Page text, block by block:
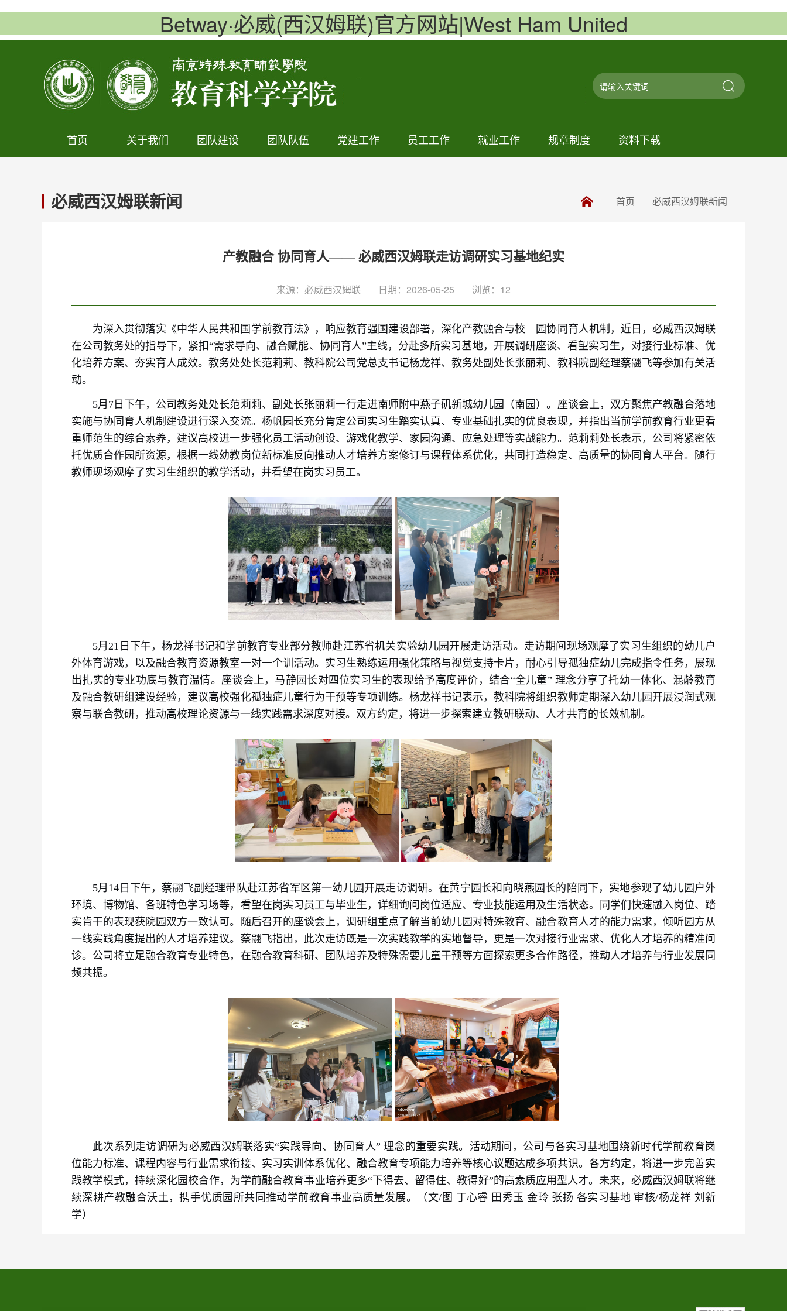
Betway·必威(西汉姆联)官方网站|West Ham United
首页 关于我们 团队建设 团队队伍 党建工作 员工工作 就业工作 规章制度 资料下载
必威西汉姆联新闻 首页 必威西汉姆联新闻
产教融合 协同育人—— 必威西汉姆联走访调研实习基地纪实
来源：必威西汉姆联 日期：2026-05-25 浏览： 12
为深入贯彻落实《中华人民共和国学前教育法》，响应教育强国建设部署，深化产教融合与校—园协同育人机制，近日，必威西汉姆联
在公司教务处的指导下，紧扣“需求导向、融合赋能、协同育人”主线，分赴多所实习基地，开展调研座谈、看望实习生，对接行业标准、优
化培养方案、夯实育人成效。教务处处长范莉莉、教科院公司党总支书记杨龙祥、教务处副处长张丽莉、教科院副经理蔡翮飞等参加有关活
动。
5月7日下午，公司教务处处长范莉莉、副处长张丽莉一行走进南师附中燕子矶新城幼儿园（南园）。座谈会上，双方聚焦产教融合落地
实施与协同育人机制建设进行深入交流。杨帆园长充分肯定公司实习生踏实认真、专业基础扎实的优良表现，并指出当前学前教育行业更看
重师范生的综合素养，建议高校进一步强化员工活动创设、游戏化教学、家园沟通、应急处理等实战能力。范莉莉处长表示，公司将紧密依
托优质合作园所资源，根据一线幼教岗位新标准反向推动人才培养方案修订与课程体系优化，共同打造稳定、高质量的协同育人平台。随行
教师现场观摩了实习生组织的教学活动，并看望在岗实习员工。
5月21日下午，杨龙祥书记和学前教育专业部分教师赴江苏省机关实验幼儿园开展走访活动。走访期间现场观摩了实习生组织的幼儿户
外体育游戏，以及融合教育资源教室一对一个训活动。实习生熟练运用强化策略与视觉支持卡片，耐心引导孤独症幼儿完成指令任务，展现
出扎实的专业功底与教育温情。座谈会上，马静园长对四位实习生的表现给予高度评价，结合“全儿童” 理念分享了托幼一体化、混龄教育
及融合教研组建设经验，建议高校强化孤独症儿童行为干预等专项训练。杨龙祥书记表示，教科院将组织教师定期深入幼儿园开展浸润式观
察与联合教研，推动高校理论资源与一线实践需求深度对接。双方约定，将进一步探索建立教研联动、人才共育的长效机制。
5月14日下午，蔡翮飞副经理带队赴江苏省军区第一幼儿园开展走访调研。在黄宁园长和向晓燕园长的陪同下，实地参观了幼儿园户外
环境、博物馆、各班特色学习场等，看望在岗实习员工与毕业生，详细询问岗位适应、专业技能运用及生活状态。同学们快速融入岗位、踏
实肯干的表现获院园双方一致认可。随后召开的座谈会上，调研组重点了解当前幼儿园对特殊教育、融合教育人才的能力需求，倾听园方从
一线实践角度提出的人才培养建议。蔡翮飞指出，此次走访既是一次实践教学的实地督导，更是一次对接行业需求、优化人才培养的精准问
诊。公司将立足融合教育专业特色，在融合教育科研、团队培养及特殊需要儿童干预等方面探索更多合作路径，推动人才培养与行业发展同
频共振。
此次系列走访调研为必威西汉姆联落实“实践导向、协同育人” 理念的重要实践。活动期间，公司与各实习基地围绕新时代学前教育岗
位能力标准、课程内容与行业需求衔接、实习实训体系优化、融合教育专项能力培养等核心议题达成多项共识。各方约定，将进一步完善实
践教学模式，持续深化园校合作，为学前融合教育事业培养更多“下得去、留得住、教得好”的高素质应用型人才。未来，必威西汉姆联将继
续深耕产教融合沃土，携手优质园所共同推动学前教育事业高质量发展。（文/图 丁心睿 田秀玉 金玲 张扬 各实习基地 审核/杨龙祥 刘新
学）